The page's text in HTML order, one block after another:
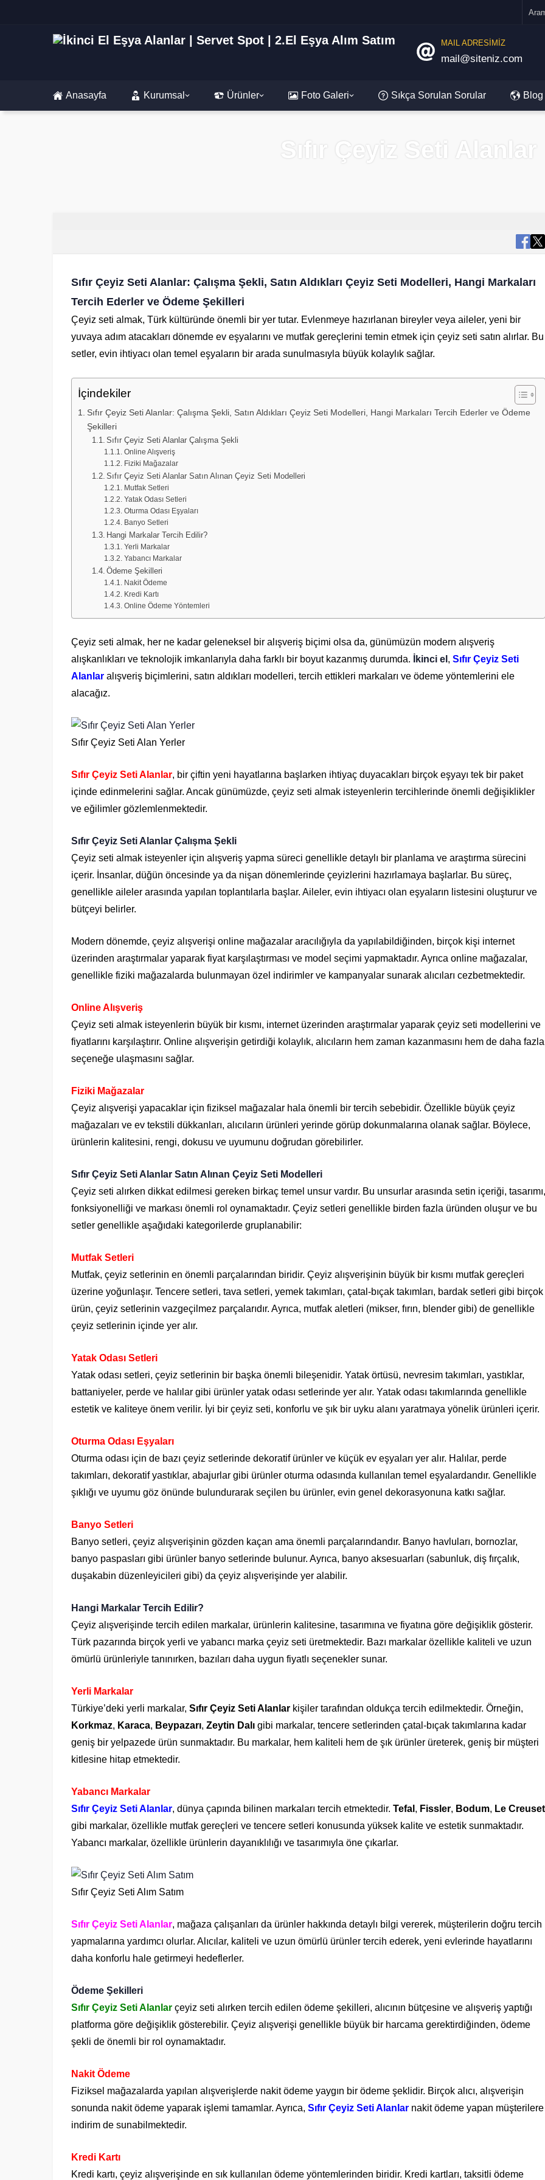
MAIL ADRESİMİZ
mail@siteniz.com
Anasayfa Kurumsal Ürünler Foto Galeri Sıkça Sorulan Sorular Blog
Sıfır Çeyiz Seti Alanlar
Sıfır Çeyiz Seti Alanlar: Çalışma Şekli, Satın Aldıkları Çeyiz Seti Modelleri, Hangi Markaları
Tercih Ederler ve Ödeme Şekilleri
Çeyiz seti almak, Türk kültüründe önemli bir yer tutar. Evlenmeye hazırlanan bireyler veya aileler, yeni bir
yuvaya adım atacakları dönemde ev eşyalarını ve mutfak gereçlerini temin etmek için çeyiz seti satın alırlar. Bu
setler, evin ihtiyacı olan temel eşyaların bir arada sunulmasıyla büyük kolaylık sağlar.
İçindekiler
Sıfır Çeyiz Seti Alanlar: Çalışma Şekli, Satın Aldıkları Çeyiz Seti Modelleri, Hangi Markaları Tercih Ederler ve Ödeme
Şekilleri
Sıfır Çeyiz Seti Alanlar Çalışma Şekli
Online Alışveriş
Fiziki Mağazalar
Sıfır Çeyiz Seti Alanlar Satın Alınan Çeyiz Seti Modelleri
Mutfak Setleri
Yatak Odası Setleri
Oturma Odası Eşyaları
Banyo Setleri
Hangi Markalar Tercih Edilir?
Yerli Markalar
Yabancı Markalar
Ödeme Şekilleri
Nakit Ödeme
Kredi Kartı
Online Ödeme Yöntemleri
Çeyiz seti almak, her ne kadar geleneksel bir alışveriş biçimi olsa da, günümüzün modern alışveriş
alışkanlıkları ve teknolojik imkanlarıyla daha farklı bir boyut kazanmış durumda.
İkinci el , Sıfır Çeyiz Seti
Alanlar alışveriş biçimlerini, satın aldıkları modelleri, tercih ettikleri markaları ve ödeme yöntemlerini ele
alacağız.
Sıfır Çeyiz Seti Alan Yerler
Sıfır Çeyiz Seti Alanlar, bir çiftin yeni hayatlarına başlarken ihtiyaç duyacakları birçok eşyayı tek bir paket
içinde edinmelerini sağlar. Ancak günümüzde, çeyiz seti almak isteyenlerin tercihlerinde önemli değişiklikler
ve eğilimler gözlemlenmektedir.
Sıfır Çeyiz Seti Alanlar Çalışma Şekli
Çeyiz seti almak isteyenler için alışveriş yapma süreci genellikle detaylı bir planlama ve araştırma sürecini
içerir. İnsanlar, düğün öncesinde ya da nişan dönemlerinde çeyizlerini hazırlamaya başlarlar. Bu süreç,
genellikle aileler arasında yapılan toplantılarla başlar. Aileler, evin ihtiyacı olan eşyaların listesini oluşturur ve
bütçeyi belirler.
Modern dönemde, çeyiz alışverişi online mağazalar aracılığıyla da yapılabildiğinden, birçok kişi internet
üzerinden araştırmalar yaparak fiyat karşılaştırması ve model seçimi yapmaktadır. Ayrıca online mağazalar,
genellikle fiziki mağazalarda bulunmayan özel indirimler ve kampanyalar sunarak alıcıları cezbetmektedir.
Online Alışveriş
Çeyiz seti almak isteyenlerin büyük bir kısmı, internet üzerinden araştırmalar yaparak çeyiz seti modellerini ve
fiyatlarını karşılaştırır. Online alışverişin getirdiği kolaylık, alıcıların hem zaman kazanmasını hem de daha fazla
seçeneğe ulaşmasını sağlar.
Fiziki Mağazalar
Çeyiz alışverişi yapacaklar için fiziksel mağazalar hala önemli bir tercih sebebidir. Özellikle büyük çeyiz
mağazaları ve ev tekstili dükkanları, alıcıların ürünleri yerinde görüp dokunmalarına olanak sağlar. Böylece,
ürünlerin kalitesini, rengi, dokusu ve uyumunu doğrudan görebilirler.
Sıfır Çeyiz Seti Alanlar Satın Alınan Çeyiz Seti Modelleri
Çeyiz seti alırken dikkat edilmesi gereken birkaç temel unsur vardır. Bu unsurlar arasında setin içeriği, tasarımı,
fonksiyonelliği ve markası önemli rol oynamaktadır. Çeyiz setleri genellikle birden fazla üründen oluşur ve bu
setler genellikle aşağıdaki kategorilerde gruplanabilir:
Mutfak Setleri
Mutfak, çeyiz setlerinin en önemli parçalarından biridir. Çeyiz alışverişinin büyük bir kısmı mutfak gereçleri
üzerine yoğunlaşır. Tencere setleri, tava setleri, yemek takımları, çatal-bıçak takımları, bardak setleri gibi birçok
ürün, çeyiz setlerinin vazgeçilmez parçalarıdır. Ayrıca, mutfak aletleri (mikser, fırın, blender gibi) de genellikle
çeyiz setlerinin içinde yer alır.
Yatak Odası Setleri
Yatak odası setleri, çeyiz setlerinin bir başka önemli bileşenidir. Yatak örtüsü, nevresim takımları, yastıklar,
battaniyeler, perde ve halılar gibi ürünler yatak odası setlerinde yer alır. Yatak odası takımlarında genellikle
estetik ve kaliteye önem verilir. İyi bir çeyiz seti, konforlu ve şık bir uyku alanı yaratmaya yönelik ürünleri içerir.
Oturma Odası Eşyaları
Oturma odası için de bazı çeyiz setlerinde dekoratif ürünler ve küçük ev eşyaları yer alır. Halılar, perde
takımları, dekoratif yastıklar, abajurlar gibi ürünler oturma odasında kullanılan temel eşyalardandır. Genellikle
şıklığı ve uyumu göz önünde bulundurarak seçilen bu ürünler, evin genel dekorasyonuna katkı sağlar.
Banyo Setleri
Banyo setleri, çeyiz alışverişinin gözden kaçan ama önemli parçalarındandır. Banyo havluları, bornozlar,
banyo paspasları gibi ürünler banyo setlerinde bulunur. Ayrıca, banyo aksesuarları (sabunluk, diş fırçalık,
duşakabin düzenleyicileri gibi) da çeyiz alışverişinde yer alabilir.
Hangi Markalar Tercih Edilir?
Çeyiz alışverişinde tercih edilen markalar, ürünlerin kalitesine, tasarımına ve fiyatına göre değişiklik gösterir.
Türk pazarında birçok yerli ve yabancı marka çeyiz seti üretmektedir. Bazı markalar özellikle kaliteli ve uzun
ömürlü ürünleriyle tanınırken, bazıları daha uygun fiyatlı seçenekler sunar.
Yerli Markalar
Türkiye’deki yerli markalar, Sıfır Çeyiz Seti Alanlar kişiler tarafından oldukça tercih edilmektedir. Örneğin,
Korkmaz, Karaca, Beypazarı, Zeytin Dalı gibi markalar, tencere setlerinden çatal-bıçak takımlarına kadar
geniş bir yelpazede ürün sunmaktadır. Bu markalar, hem kaliteli hem de şık ürünler üreterek, geniş bir müşteri
kitlesine hitap etmektedir.
Yabancı Markalar
Sıfır Çeyiz Seti Alanlar, dünya çapında bilinen markaları tercih etmektedir. Tefal , Fissler, Bodum, Le Creuset
gibi markalar, özellikle mutfak gereçleri ve tencere setleri konusunda yüksek kalite ve estetik sunmaktadır.
Yabancı markalar, özellikle ürünlerin dayanıklılığı ve tasarımıyla öne çıkarlar.
Sıfır Çeyiz Seti Alım Satım
Sıfır Çeyiz Seti Alanlar, mağaza çalışanları da ürünler hakkında detaylı bilgi vererek, müşterilerin doğru tercih
yapmalarına yardımcı olurlar. Alıcılar, kaliteli ve uzun ömürlü ürünler tercih ederek, yeni evlerinde hayatlarını
daha konforlu hale getirmeyi hedeflerler.
Ödeme Şekilleri
Sıfır Çeyiz Seti Alanlar çeyiz seti alırken tercih edilen ödeme şekilleri, alıcının bütçesine ve alışveriş yaptığı
platforma göre değişiklik gösterebilir. Çeyiz alışverişi genellikle büyük bir harcama gerektirdiğinden, ödeme
şekli de önemli bir rol oynamaktadır.
Nakit Ödeme
Fiziksel mağazalarda yapılan alışverişlerde nakit ödeme yaygın bir ödeme şeklidir. Birçok alıcı, alışverişin
sonunda nakit ödeme yaparak işlemi tamamlar. Ayrıca, Sıfır Çeyiz Seti Alanlar nakit ödeme yapan müşterilere
indirim de sunabilmektedir.
Kredi Kartı
Kredi kartı, çeyiz alışverişinde en sık kullanılan ödeme yöntemlerinden biridir. Kredi kartları, taksitli ödeme